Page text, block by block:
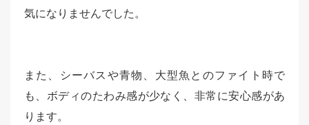
気になりませんでした。
また、シーバスや青物、大型魚とのファイト時で
も、ボディのたわみ感が少なく、非常に安心感があ
ります。